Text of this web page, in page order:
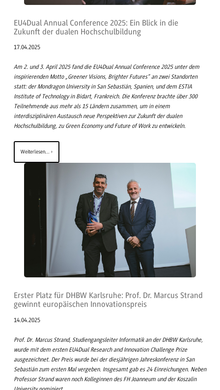
EU4Dual Annual Conference 2025: Ein Blick in die
Zukunft der dualen Hochschulbildung
17.04.2025
Am 2. und 3. April 2025 fand die EU4Dual Annual Conference 2025 unter dem
inspirierenden Motto „Greener Visions, Brighter Futures“ an zwei Standorten
statt: der Mondragon University in San Sebastián, Spanien, und dem ESTIA
Institute of Technology in Bidart, Frankreich. Die Konferenz brachte über 300
Teilnehmende aus mehr als 15 Ländern zusammen, um in einem
interdisziplinären Austausch neue Perspektiven zur Zukunft der dualen
Hochschulbildung, zu Green Economy und Future of Work zu entwickeln.
Weiterlesen...
Erster Platz für DHBW Karlsruhe: Prof. Dr. Marcus Strand
gewinnt europäischen Innovationspreis
14.04.2025
Prof. Dr. Marcus Strand, Studiengangsleiter Informatik an der DHBW Karlsruhe,
wurde mit dem ersten EU4Dual Research and Innovation Challenge Prize
ausgezeichnet. Der Preis wurde bei der diesjährigen Jahreskonferenz in San
Sebastián zum ersten Mal vergeben. Insgesamt gab es 24 Einreichungen. Neben
Professor Strand waren noch Kolleginnen des FH Joanneum und der Koszalin